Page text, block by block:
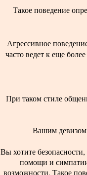
Такое поведение
Агрессивное
часто ведет к еще
При таком стиле
Вашим девизом
Вы хотите
помощи и
возможности. Такое